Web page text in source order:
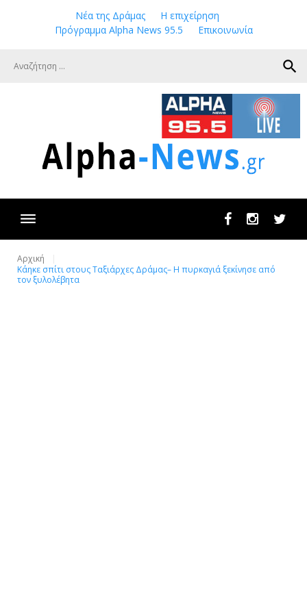
Νέα της Δράμας
Η επιχείρηση
Πρόγραμμα Alpha News 95.5
Επικοινωνία
search
FacebookInstagram
Αρχική
Κάηκε σπίτι στους Ταξιάρχες Δράμας– Η πυρκαγιά ξεκίνησε από
τον ξυλολέβητα